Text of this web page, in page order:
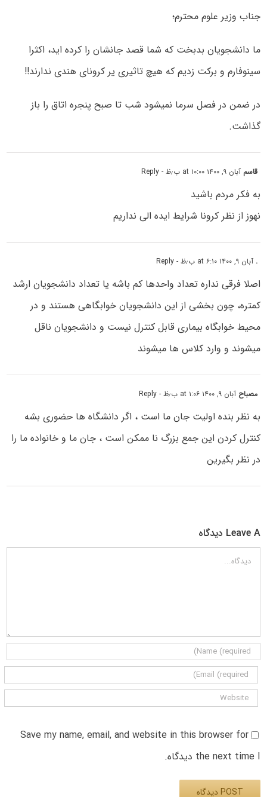
جناب وزیر علوم محترم؛
ما دانشجویان بدبخت که شما قصد جانشان را کرده اید، اکثرا
سینوفارم و برکت زدیم که هیچ تاثیری یر کرونای هندی ندارند!!
در ضمن در فصل سرما نمیشود شب تا صبح پنجره اتاق را باز
گذاشت.
قاسم آبان ۹, ۱۴۰۰ at ۱۰:۰۰ ب٫ظ - Reply
به فکر مردم باشید
نهوز از نظر کرونا شرایط ایده الی نداریم
. آبان ۹, ۱۴۰۰ at ۶:۱۰ ب٫ظ - Reply
اصلا فرقی نداره تعداد واحدها کم باشه یا تعداد دانشجویان ارشد
کمتره، چون بخشی از این دانشجویان خوابگاهی هستند و در
محیط خوابگاه بیماری قابل کنترل نیست و دانشجویان ناقل
میشوند و وارد کلاس ها میشوند
مصباح آبان ۹, ۱۴۰۰ at ۱:۰۶ ب٫ظ - Reply
به نظر بنده اولیت جان ما است ، اگر دانشگاه ها حضوری بشه
کنترل کردن این جمع بزرگ نا ممکن است ، جان ما و خانواده ما را
در نظر بگیرین
Leave A دیدگاه
دیدگاه
Save my name, email, and website in this browser for
the next time I دیدگاه.